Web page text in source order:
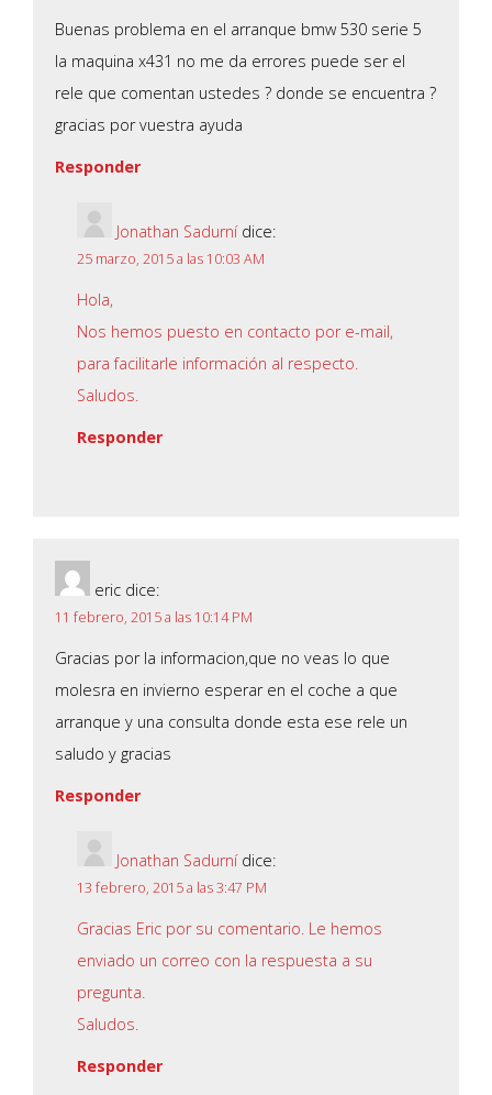
Buenas problema en el arranque bmw 530 serie 5
la maquina x431 no me da errores puede ser el
rele que comentan ustedes ? donde se encuentra ?
gracias por vuestra ayuda
Responder
Jonathan Sadurní dice:
25 marzo, 2015 a las 10:03 AM
Hola,
Nos hemos puesto en contacto por e-mail,
para facilitarle información al respecto.
Saludos.
Responder
eric dice:
11 febrero, 2015 a las 10:14 PM
Gracias por la informacion,que no veas lo que
molesra en invierno esperar en el coche a que
arranque y una consulta donde esta ese rele un
saludo y gracias
Responder
Jonathan Sadurní dice:
13 febrero, 2015 a las 3:47 PM
Gracias Eric por su comentario. Le hemos
enviado un correo con la respuesta a su
pregunta.
Saludos.
Responder